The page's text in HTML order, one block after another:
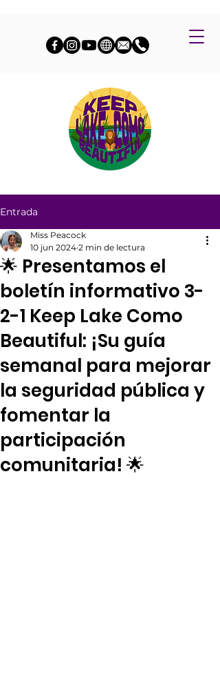
Entrada
🌟 Presentamos el
boletín informativo 3-
2-1 Keep Lake Como
Beautiful: ¡Su guía
semanal para mejorar
la seguridad pública y
fomentar la
participación
comunitaria! 🌟
Miss Peacock
10 jun 2024 2 min de lectura